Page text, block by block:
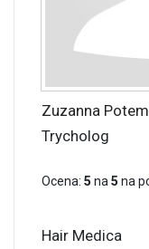
Zuzanna
Trycholog
Ocena: 5 na 5 na
Hair Medica